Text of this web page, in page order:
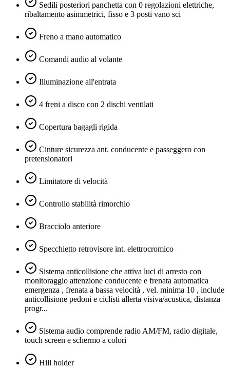
Sedili posteriori panchetta con 0 regolazioni elettriche,
ribaltamento asimmetrici, fisso e 3 posti vano sci
Freno a mano automatico
Comandi audio al volante
Illuminazione all'entrata
4 freni a disco con 2 dischi ventilati
Copertura bagagli rigida
Cinture sicurezza ant. conducente e passeggero con
pretensionatori
Limitatore di velocità
Controllo stabilità rimorchio
Bracciolo anteriore
Specchietto retrovisore int. elettrocromico
Sistema anticollisione che attiva luci di arresto con
monitoraggio attenzione conducente e frenata automatica
emergenza , frenata a bassa velocità , vel. minima 10 , include
anticollisione pedoni e ciclisti allerta visiva/acustica, distanza
progr...
Sistema audio comprende radio AM/FM, radio digitale,
touch screen e schermo a colori
Hill holder